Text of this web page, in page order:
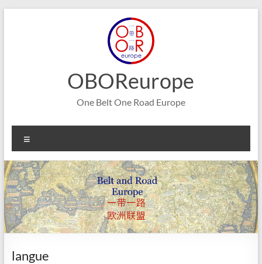
OBOReurope
One Belt One Road Europe
langue